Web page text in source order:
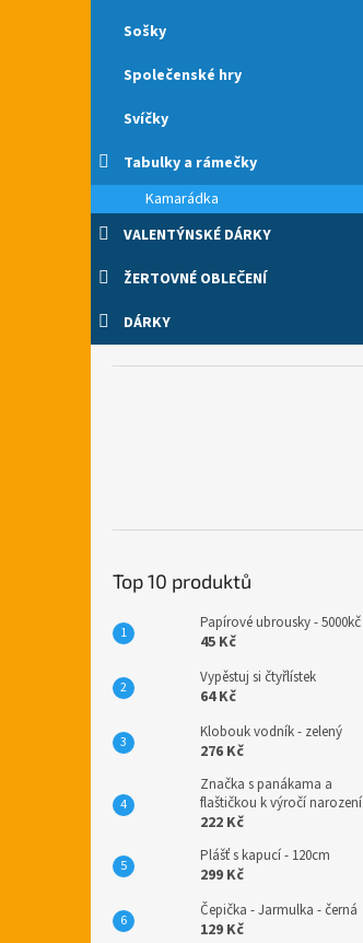
Sošky
Společenské hry
Svíčky
Tabulky a rámečky
Kamarádka
VALENTÝNSKÉ DÁRKY
ŽERTOVNÉ OBLEČENÍ
DÁRKY
Top 10 produktů
Papírové ubrousky - 5000kč
45 Kč
Vypěstuj si čtyřlístek
64 Kč
Klobouk vodník - zelený
276 Kč
Značka s panákama a
flaštičkou k výročí narození
222 Kč
Plášť s kapucí - 120cm
299 Kč
Čepička - Jarmulka - černá
129 Kč